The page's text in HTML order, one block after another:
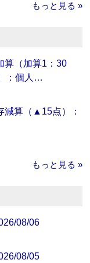
もっと見る »
算（加算1：30
：個人…
減算（▲15点）：
もっと見る »
08/06
08/05